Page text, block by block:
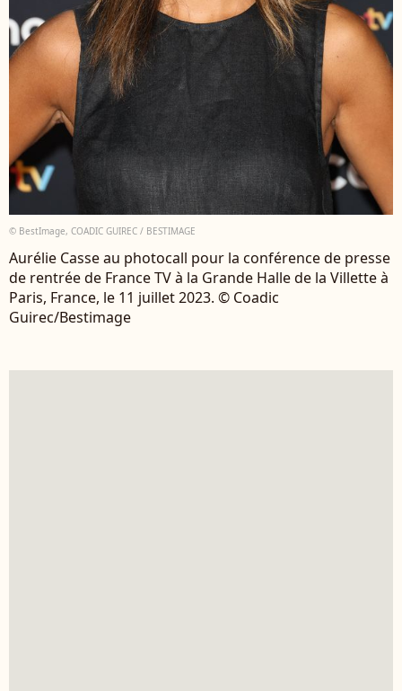
© BestImage, COADIC GUIREC / BESTIMAGE
Aurélie Casse au photocall pour la conférence de presse
de rentrée de France TV à la Grande Halle de la Villette à
Paris, France, le 11 juillet 2023. © Coadic
Guirec/Bestimage